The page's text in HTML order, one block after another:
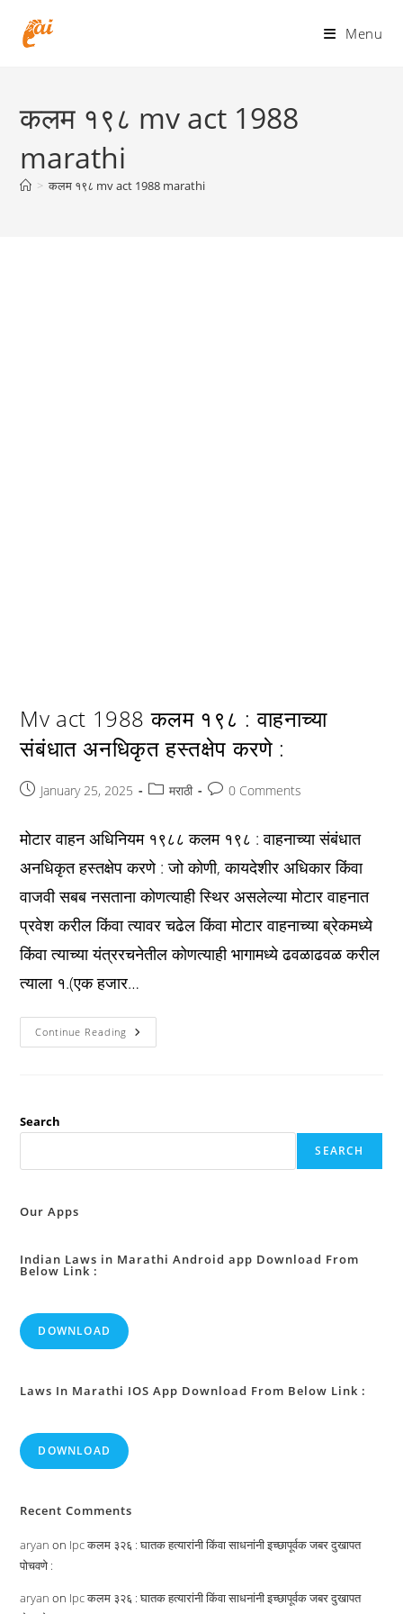
Menu
कलम १९८ mv act 1988
marathi
> कलम १९८ mv act 1988 marathi
Mv act 1988 कलम १९८ : वाहनाच्या
संबंधात अनधिकृत हस्तक्षेप करणे :
PostJanuary 25, 2025
Postमराठी
Post0 Comments
मोटार वाहन अधिनियम १९८८ कलम १९८ : वाहनाच्या संबंधात
अनधिकृत हस्तक्षेप करणे : जो कोणी, कायदेशीर अधिकार किंवा
वाजवी सबब नसताना कोणत्याही स्थिर असलेल्या मोटार वाहनात
प्रवेश करील किंवा त्यावर चढेल किंवा मोटार वाहनाच्या ब्रेकमध्ये
किंवा त्याच्या यंत्ररचनेतील कोणत्याही भागामध्ये ढवळाढवळ करील
त्याला १.(एक हजार…
Continue Reading Mv
Act
अनधिकृत
:
Search
SEARCH
Our Apps
Indian Laws in Marathi Android app Download From
Below Link :
DOWNLOAD
Laws In Marathi IOS App Download From Below Link :
DOWNLOAD
Recent Comments
aryan on Ipc कलम ३२६ : घातक हत्यारांनी किंवा साधनांनी इच्छापूर्वक जबर दुखापत
पोचवणे :
aryan on Ipc कलम ३२६ : घातक हत्यारांनी किंवा साधनांनी इच्छापूर्वक जबर दुखापत